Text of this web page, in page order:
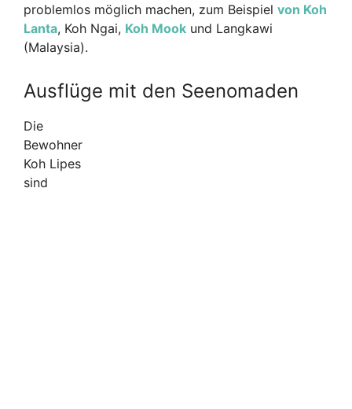
problemlos möglich machen, zum Beispiel von Koh
Lanta, Koh Ngai, Koh Mook und Langkawi
(Malaysia).
Ausflüge mit den Seenomaden
Die
Bewohner
Koh Lipes
sind